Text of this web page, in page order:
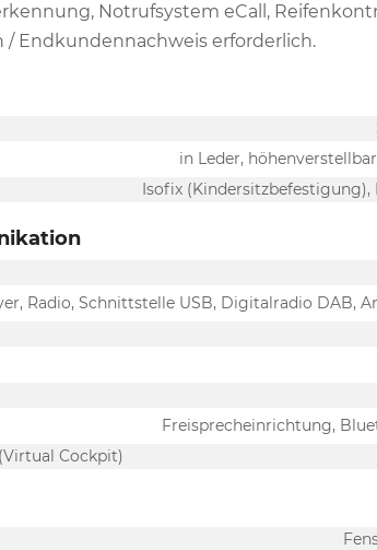
Notrufsystem eCall,
/ Endkundennachweis erforderlich.
in Leder,
Isofix
Radio, Schnittstelle USB, Digitalradio DAB,
Freisprecheinrichtung,
Cockpit)